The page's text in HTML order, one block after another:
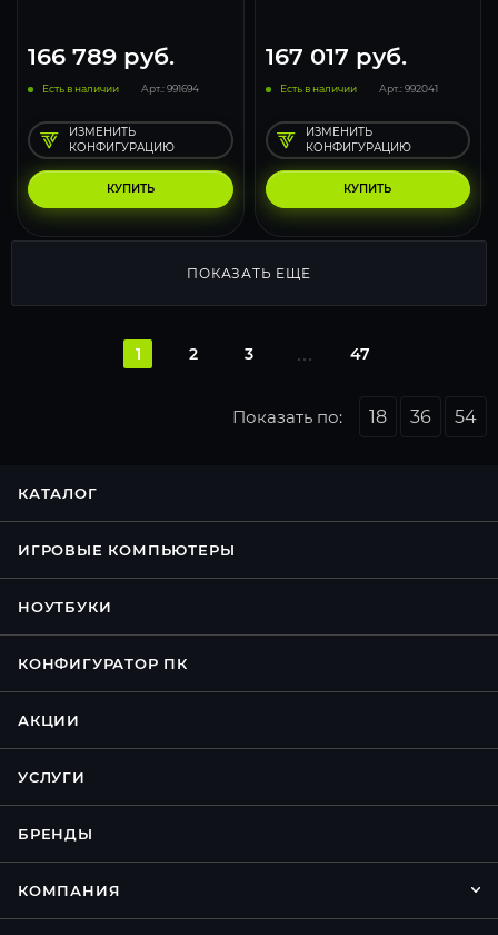
166 789 руб.
Есть в наличии Арт.: 991694
КУПИТЬ
ИЗМЕНИТЬ
КОНФИГУРАЦИЮ
167 017 руб.
Есть в наличии Арт.: 992041
КУПИТЬ
ИЗМЕНИТЬ
КОНФИГУРАЦИЮ
ПОКАЗАТЬ ЕЩЕ
1 2 3 47
Показать по: 18 36 54
КАТАЛОГ
ИГРОВЫЕ КОМПЬЮТЕРЫ
НОУТБУКИ
КОНФИГУРАТОР ПК
АКЦИИ
УСЛУГИ
БРЕНДЫ
КОМПАНИЯ